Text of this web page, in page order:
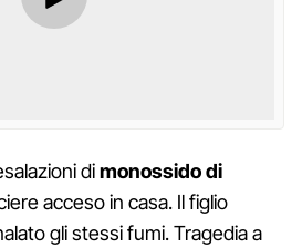
dimonossido di
acceso in casa. Il figlio
gli stessi fumi. Tragedia a